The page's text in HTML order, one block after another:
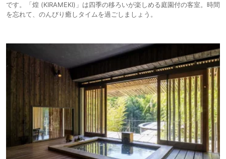
です。「煌 (KIRAMEKI)」は四季の移ろいが楽しめる庭園付の客室。時間
を忘れて、のんびり癒しタイムを過ごしましょう。